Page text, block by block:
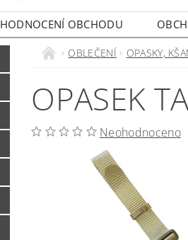
HODNOCENÍ OBCHODU
OBLEČENÍ OPASKY,
OPASEK
Neohodnoceno